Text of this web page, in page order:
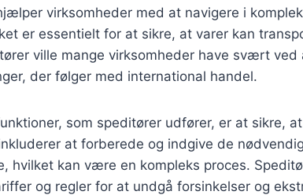
virksomheder med at navigere i
er essentielt for at sikre, at varer kan
ville mange virksomheder have svært ved
der følger med international handel.
som speditører udfører, er at sikre,
at forberede og indgive de
hvilket kan være en kompleks proces.
og regler for at undgå forsinkelser og